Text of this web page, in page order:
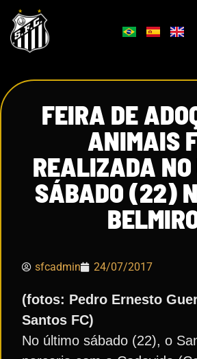
FEIRA DE
ANIMAIS
REALIZADA NO
SÁBADO (22)
sfcadmin 24/07/2017
(fotos: Pedro Ernesto
Santos FC)
No último sábado (22), o